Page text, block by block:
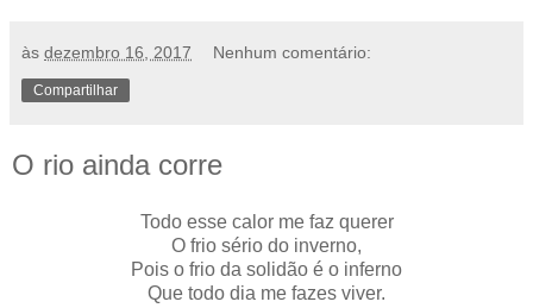
às dezembro 16, 2017 Nenhum comentário:
Compartilhar
O rio ainda corre
Todo esse calor me faz querer
O frio sério do inverno,
Pois o frio da solidão é o inferno
Que todo dia me fazes viver.